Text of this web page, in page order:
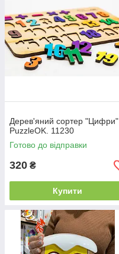
Дерев'яний сортер "Цифри"
PuzzleOK. 11230
Готово до відправки
320 ₴
Купити